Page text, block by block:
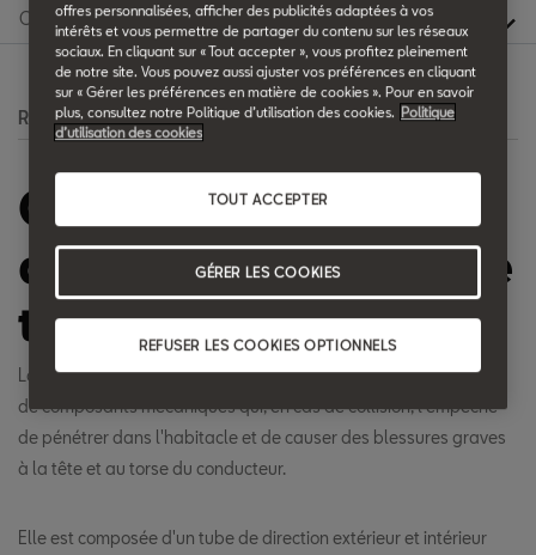
Recherche
Colonne de
direction de sécurité
télescopique
La colonne de direction de sécurité télescopique est constituée
de composants mécaniques qui, en cas de collision, l'empêche
de pénétrer dans l'habitacle et de causer des blessures graves
à la tête et au torse du conducteur.
Elle est composée d'un tube de direction extérieur et intérieur
offres personnalisées, afficher des publicités adaptées à vos
intérêts et vous permettre de partager du contenu sur les réseaux
sociaux. En cliquant sur « Tout accepter », vous profitez pleinement
de notre site. Vous pouvez aussi ajuster vos préférences en cliquant
sur « Gérer les préférences en matière de cookies ». Pour en savoir
plus, consultez notre Politique d’utilisation des cookies. Politique
d’utilisation des cookies
REFUSER LES COOKIES OPTIONNELS
TOUT ACCEPTER
GÉRER LES COOKIES